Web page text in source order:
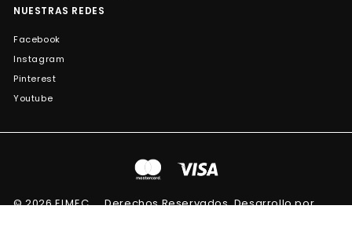
NUESTRAS REDES
Facebook
Instagram
Pinterest
Youtube
© 2026 ELMEC
Derechos Reservados. Desarrollo por